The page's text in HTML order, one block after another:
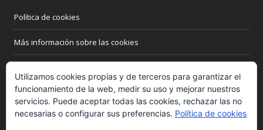
Política de cookies
Más información sobre las cookies
CONTACTO
Teléfono: 655 03 44 55
Utilizamos cookies propias y de terceros para garantizar el
funcionamiento de la web, medir su uso y mejorar nuestros
servicios. Puede aceptar todas las cookies, rechazar las no
necesarias o configurar sus preferencias. Política de cookies